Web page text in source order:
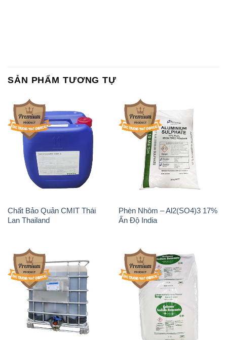
Chất Bảo Quản CMIT Thái
Lan Thailand
Phèn Nhôm – Al2(SO4)3 17%
Ấn Độ India
Chất tạo bọt Las P Tico Tank
IBC Bồn Việt Nam
Sodium Benzoate – Mốc Bột
Kalama Food Grade Mỹ Usa